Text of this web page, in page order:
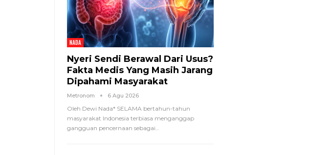
NADA
Nyeri Sendi Berawal Dari Usus?
Fakta Medis Yang Masih Jarang
Dipahami Masyarakat
Metronom 6 Agu 2026
Oleh Dewi Nada* SELAMA bertahun-tahun
masyarakat Indonesia terbiasa menganggap
gangguan pencernaan sebagai…